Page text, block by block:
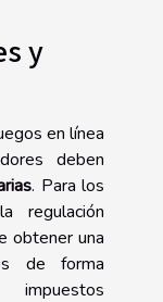
y
en línea
deben
. Para los
regulación
obtener una
de forma